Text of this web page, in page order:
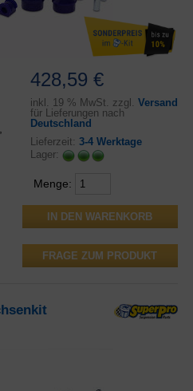
428,59 €
inkl. 19 % MwSt. zzgl. Versand
für Lieferungen nach
Deutschland
Lieferzeit: 3-4 Werktage
Lager:
Menge:
FRAGE ZUM PRODUKT